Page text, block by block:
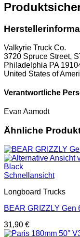
Valkyrie Truck Co.
3720 Spruce Street,
Philadelphia PA
United States of
Verantwortliche
Evan Aamodt
Ähnliche
Schnellansicht
Longboard Trucks
BEAR GRIZZLY Gen
31,90 €